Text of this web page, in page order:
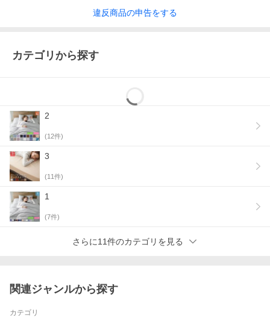
違反商品の申告をする
カテゴリから探す
2
(12件)
3
(11件)
1
(7件)
さらに11件のカテゴリを見る
関連ジャンルから探す
カテゴリ